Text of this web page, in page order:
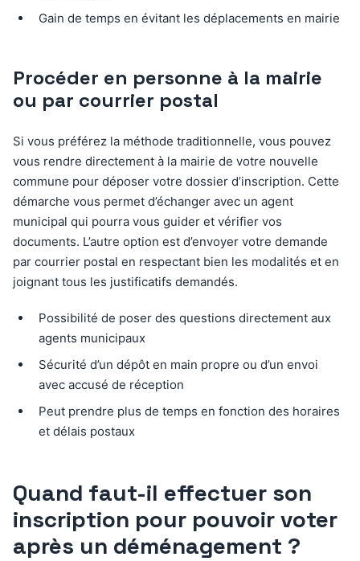
Gain de temps en évitant les déplacements en mairie
Procéder en personne à la mairie
ou par courrier postal
Si vous préférez la méthode traditionnelle, vous pouvez
vous rendre directement à la mairie de votre nouvelle
commune pour déposer votre dossier d’inscription. Cette
démarche vous permet d’échanger avec un agent
municipal qui pourra vous guider et vérifier vos
documents. L’autre option est d’envoyer votre demande
par courrier postal en respectant bien les modalités et en
joignant tous les justificatifs demandés.
Possibilité de poser des questions directement aux
agents municipaux
Sécurité d’un dépôt en main propre ou d’un envoi
avec accusé de réception
Peut prendre plus de temps en fonction des horaires
et délais postaux
Quand faut-il effectuer son
inscription pour pouvoir voter
après un déménagement ?